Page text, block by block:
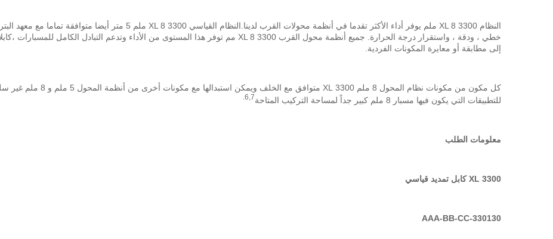
إلى مطابقة أو معايرة المكونات الفردية.
للتطبيقات التي يكون فيها مسبار 8 ملم كبير جداً لمساحة التركيب المتاحة
6,7.
معلومات الطلب
3300 XL كابل تمديد قياسي
330130-AAA-BB-CC